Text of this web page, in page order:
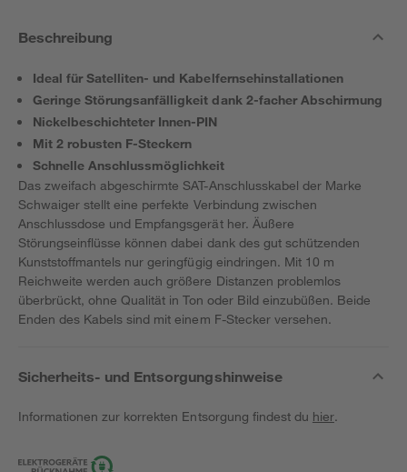
Beschreibung
Ideal für Satelliten- und Kabelfernsehinstallationen
Geringe Störungsanfälligkeit dank 2-facher Abschirmung
Nickelbeschichteter Innen-PIN
Mit 2 robusten F-Steckern
Schnelle Anschlussmöglichkeit
Das zweifach abgeschirmte SAT-Anschlusskabel der Marke
Schwaiger stellt eine perfekte Verbindung zwischen
Anschlussdose und Empfangsgerät her. Äußere
Störungseinflüsse können dabei dank des gut schützenden
Kunststoffmantels nur geringfügig eindringen. Mit 10 m
Reichweite werden auch größere Distanzen problemlos
überbrückt, ohne Qualität in Ton oder Bild einzubüßen. Beide
Enden des Kabels sind mit einem F-Stecker versehen.
Sicherheits- und Entsorgungshinweise
Informationen zur korrekten Entsorgung findest du hier.